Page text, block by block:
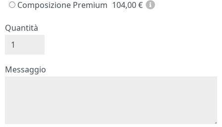
Composizione Premium 104,00€
Quantità
Messaggio e firma
Messaggio